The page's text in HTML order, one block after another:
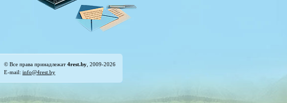
© Все права принадлежат 4rest.by , 2009-2026
E-mail: info@4rest.by